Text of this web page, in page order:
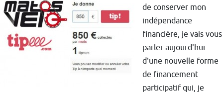
de conserver mon
indépendance
financière, je vais vous
parler aujourd'hui
d'une nouvelle forme
de financement
participatif qui, je